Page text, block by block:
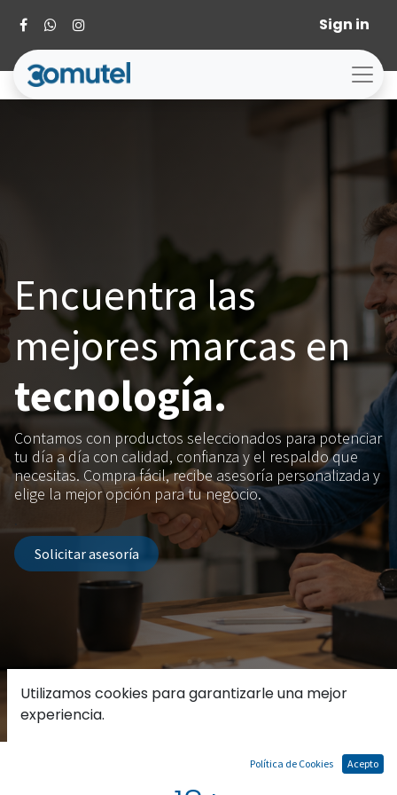
Sign in
Encuentra las
mejores marcas en
tecnología.
Contamos con productos seleccionados para potenciar
tu día a día con calidad, confianza y el respaldo que
necesitas. Compra fácil, recibe asesoría personalizada y
elige la mejor opción para tu negocio.
Solicitar asesoría
Utilizamos cookies para garantizarle una mejor
experiencia.
Política de Cookies Acepto